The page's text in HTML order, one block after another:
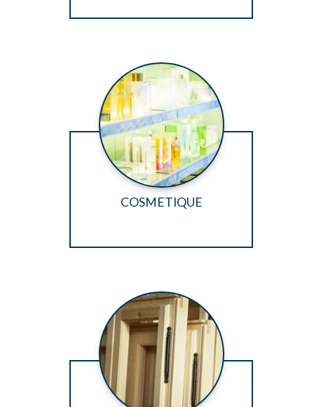
COSMETIQUE